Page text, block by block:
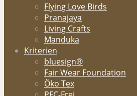
Flying Love Birds
Pranajaya
Living Crafts
Manduka
Kriterien
bluesign®
Fair Wear Foundation
Öko Tex